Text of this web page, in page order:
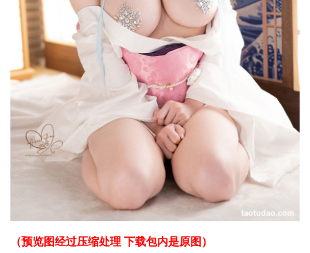
（预览图经过压缩处理 下载包内是原图）